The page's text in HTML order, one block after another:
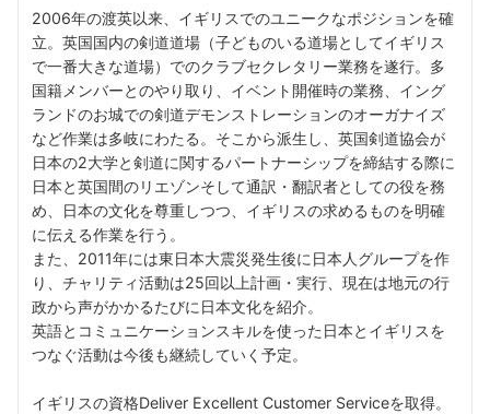
2006年の渡英以来、イギリスでのユニークなポジションを確
立。英国国内の剣道道場（子どものいる道場としてイギリス
で一番大きな道場）でのクラブセクレタリー業務を遂行。多
国籍メンバーとのやり取り、イベント開催時の業務、イング
ランドのお城での剣道デモンストレーションのオーガナイズ
など作業は多岐にわたる。そこから派生し、英国剣道協会が
日本の2大学と剣道に関するパートナーシップを締結する際に
日本と英国間のリエゾンそして通訳・翻訳者としての役を務
め、日本の文化を尊重しつつ、イギリスの求めるものを明確
に伝える作業を行う。
また、2011年には東日本大震災発生後に日本人グループを作
り、チャリティ活動は25回以上計画・実行、現在は地元の行
政から声がかかるたびに日本文化を紹介。
英語とコミュニケーションスキルを使った日本とイギリスを
つなぐ活動は今後も継続していく予定。
イギリスの資格Deliver Excellent Customer Serviceを取得。